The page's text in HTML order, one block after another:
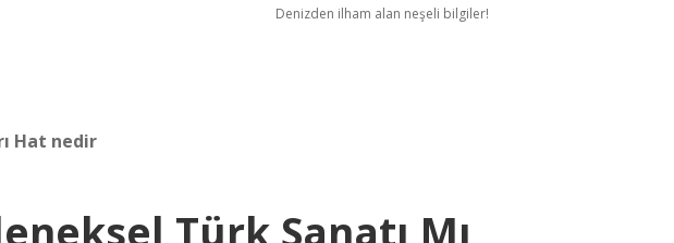
Denizden ilham alan neşeli bilgiler!
Hat nedir
Türk Sanatı Mı